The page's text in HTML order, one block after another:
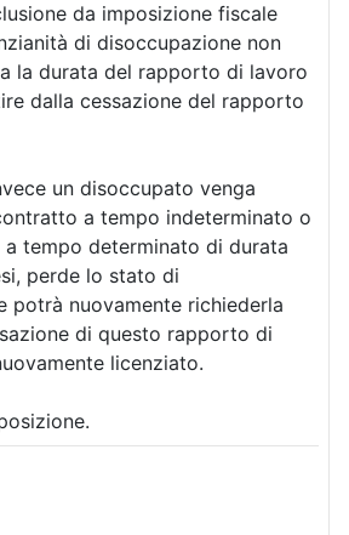
da imposizione fiscale
di disoccupazione non
la durata del rapporto di lavoro
dalla cessazione del rapporto
un disoccupato venga
a tempo indeterminato o
tempo determinato di durata
perde lo stato di
potrà nuovamente richiederla
di questo rapporto di
licenziato.